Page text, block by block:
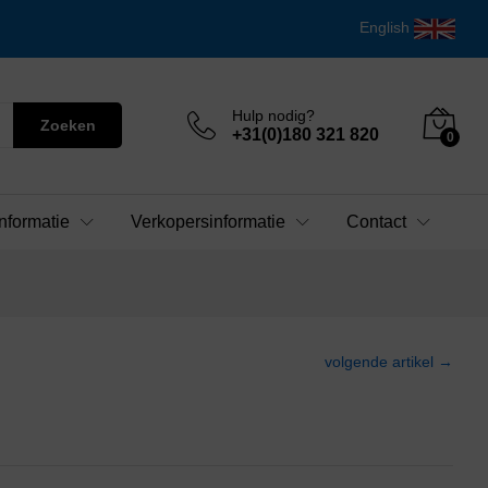
English
Zoeken
Hulp nodig?
+31(0)180 321 820 0
Verkopersinformatie Contact
volgende artikel →